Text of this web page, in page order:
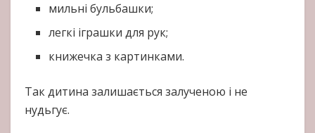
мильні бульбашки;
легкі іграшки для рук;
книжечка з картинками.
Так дитина залишається залученою і не
нудьгує.